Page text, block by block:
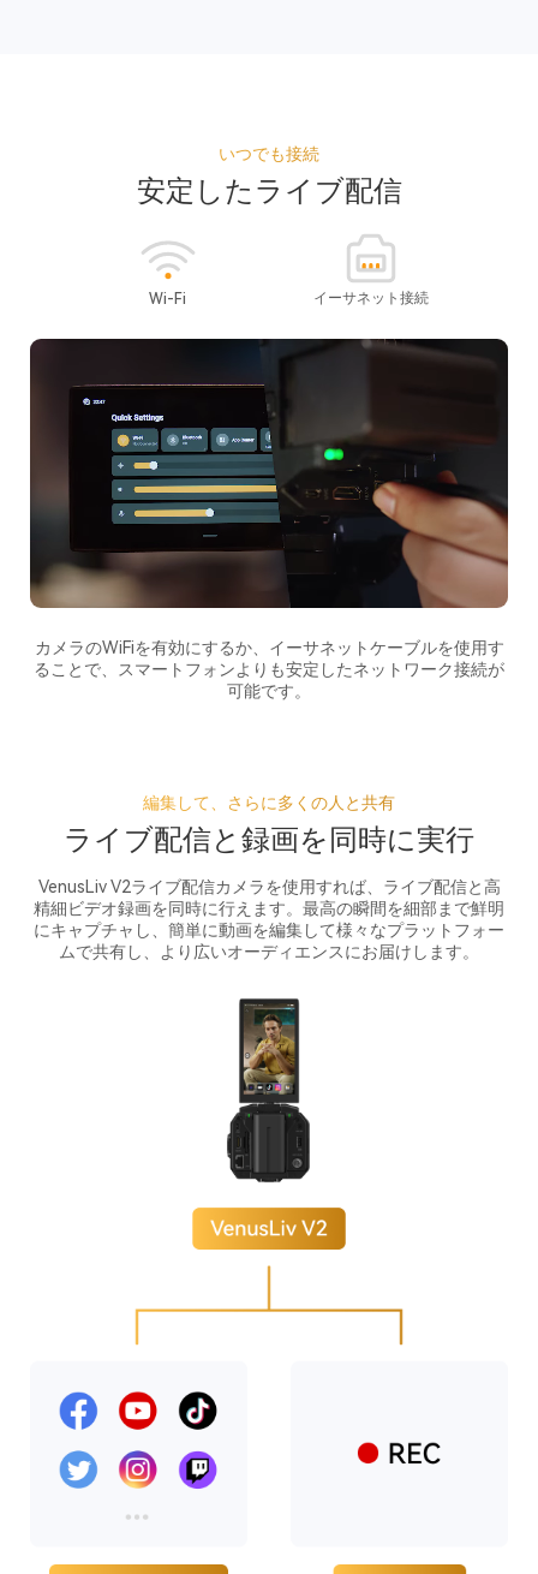
いつでも接続
安定したライブ配信
Wi-Fi イーサネット接続
カメラのWiFiを有効にするか、イーサネットケーブルを使用す
ることで、スマートフォンよりも安定したネットワーク接続が
可能です。
編集して、さらに多くの人と共有
ライブ配信と録画を同時に実行
VenusLiv V2ライブ配信カメラを使用すれば、ライブ配信と高
精細ビデオ録画を同時に行えます。最高の瞬間を細部まで鮮明
にキャプチャし、簡単に動画を編集して様々なプラットフォー
ムで共有し、より広いオーディエンスにお届けします。